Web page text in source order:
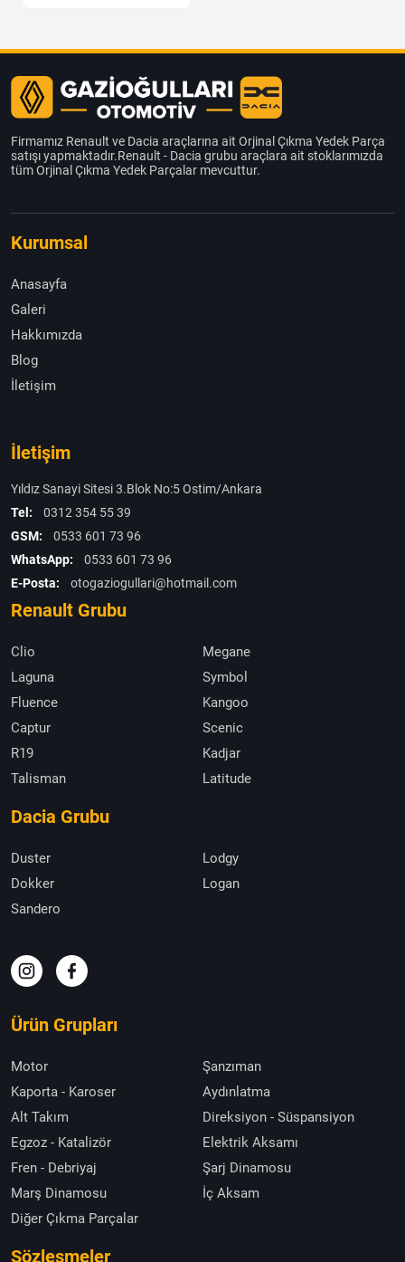
Firmamız Renault ve Dacia araçlarına ait Orjinal Çıkma Yedek Parça
satışı yapmaktadır.Renault - Dacia grubu araçlara ait stoklarımızda
tüm Orjinal Çıkma Yedek Parçalar mevcuttur.
Kurumsal
Anasayfa
Galeri
Hakkımızda
Blog
İletişim
İletişim
Yıldız Sanayi Sitesi 3.Blok No:5 Ostim/Ankara
Tel:
0312 354 55 39
GSM:
0533 601 73 96
WhatsApp:
0533 601 73 96
E-Posta:
otogaziogullari@hotmail.com
Renault Grubu
Clio
Megane
Laguna
Symbol
Fluence
Kangoo
Captur
Scenic
R19
Kadjar
Talisman
Latitude
Dacia Grubu
Duster
Lodgy
Dokker
Logan
Sandero
Ürün Grupları
Motor
Şanzıman
Kaporta - Karoser
Aydınlatma
Alt Takım
Direksiyon - Süspansiyon
Egzoz - Katalizör
Elektrik Aksamı
Fren - Debriyaj
Şarj Dinamosu
Marş Dinamosu
İç Aksam
Diğer Çıkma Parçalar
Sözleşmeler